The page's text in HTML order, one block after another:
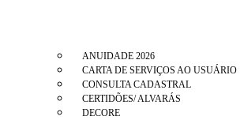
ANUIDADE 2026
CARTA DE SERVIÇOS AO USUÁRIO
CONSULTA CADASTRAL
CERTIDÕES/ ALVARÁS
DECORE